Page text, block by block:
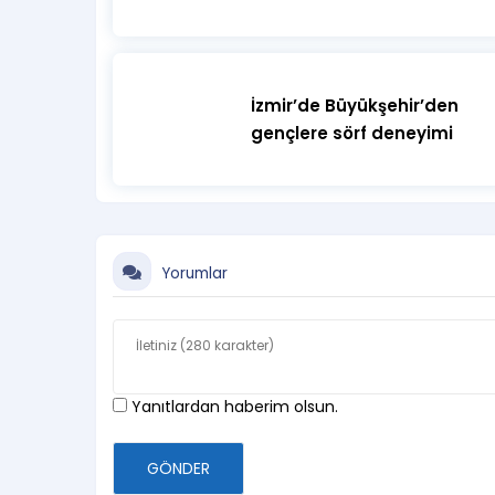
İzmir’de Büyükşehir’den
gençlere sörf deneyimi
Yorumlar
Yanıtlardan haberim olsun.
GÖNDER